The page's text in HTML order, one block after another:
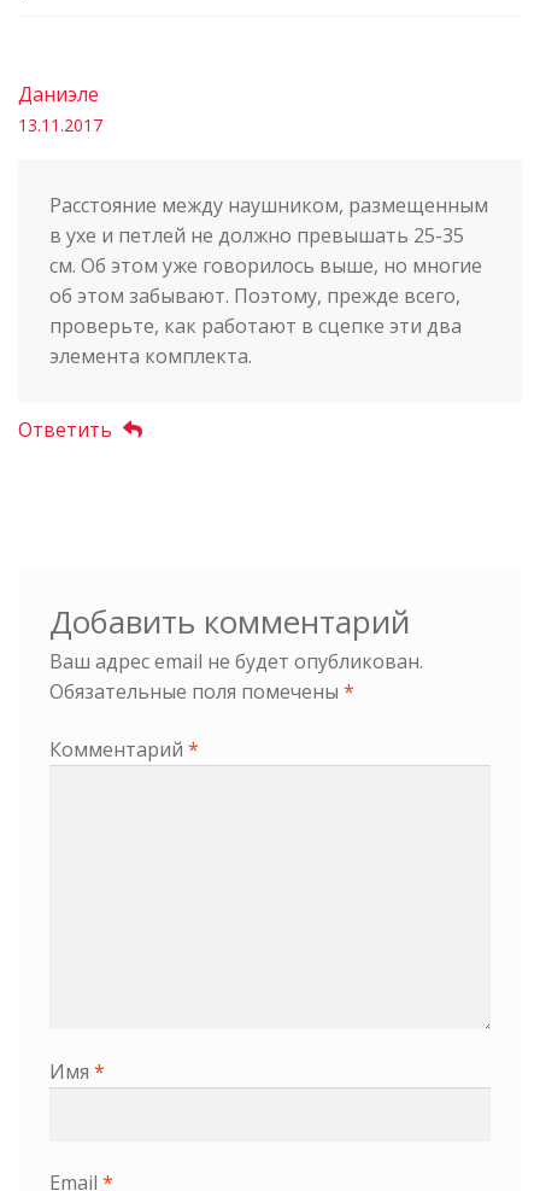
Даниэле
13.11.2017
Расстояние между наушником, размещенным
в ухе и петлей не должно превышать 25-35
см. Об этом уже говорилось выше, но многие
об этом забывают. Поэтому, прежде всего,
проверьте, как работают в сцепке эти два
элемента комплекта.
Ответить
Добавить комментарий
Ваш адрес email не будет опубликован.
Обязательные поля помечены *
Комментарий *
Имя *
Email *